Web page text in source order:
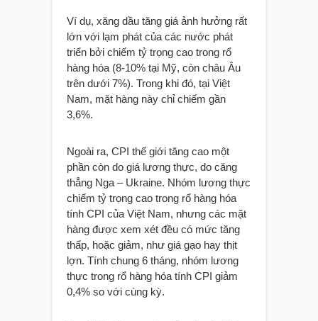
Ví dụ, xăng dầu tăng giá ảnh hưởng rất
lớn với lạm phát của các nước phát
triển bởi chiếm tỷ trọng cao trong rổ
hàng hóa (8-10% tại Mỹ, còn châu Âu
trên dưới 7%). Trong khi đó, tại Việt
Nam, mặt hàng này chỉ chiếm gần
3,6%.
Ngoài ra, CPI thế giới tăng cao một
phần còn do giá lương thực, do căng
thẳng Nga – Ukraine. Nhóm lương thực
chiếm tỷ trọng cao trong rổ hàng hóa
tính CPI của Việt Nam, nhưng các mặt
hàng được xem xét đều có mức tăng
thấp, hoặc giảm, như giá gạo hay thịt
lợn. Tính chung 6 tháng, nhóm lương
thực trong rổ hàng hóa tính CPI giảm
0,4% so với cùng kỳ.